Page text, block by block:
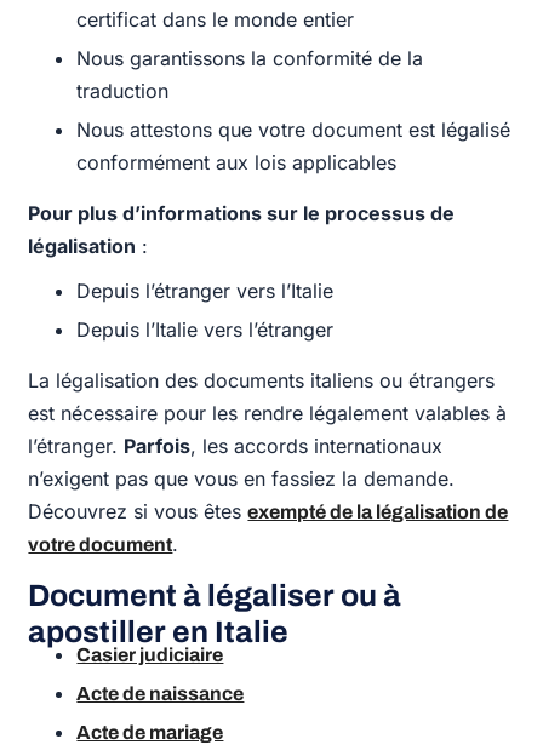
certificat dans le monde entier
Nous garantissons la conformité de la
traduction
Nous attestons que votre document est légalisé
conformément aux lois applicables
Pour plus d’informations sur le processus de
légalisation :
Depuis l’étranger vers l’Italie
Depuis l’Italie vers l’étranger
La légalisation des documents italiens ou étrangers
est nécessaire pour les rendre légalement valables à
l’étranger. Parfois, les accords internationaux
n’exigent pas que vous en fassiez la demande.
Découvrez si vous êtesexempté de la légalisation de
votre document.
Document à légaliser ou à
apostiller en Italie
Casier judiciaire
Acte de naissance
Acte de mariage